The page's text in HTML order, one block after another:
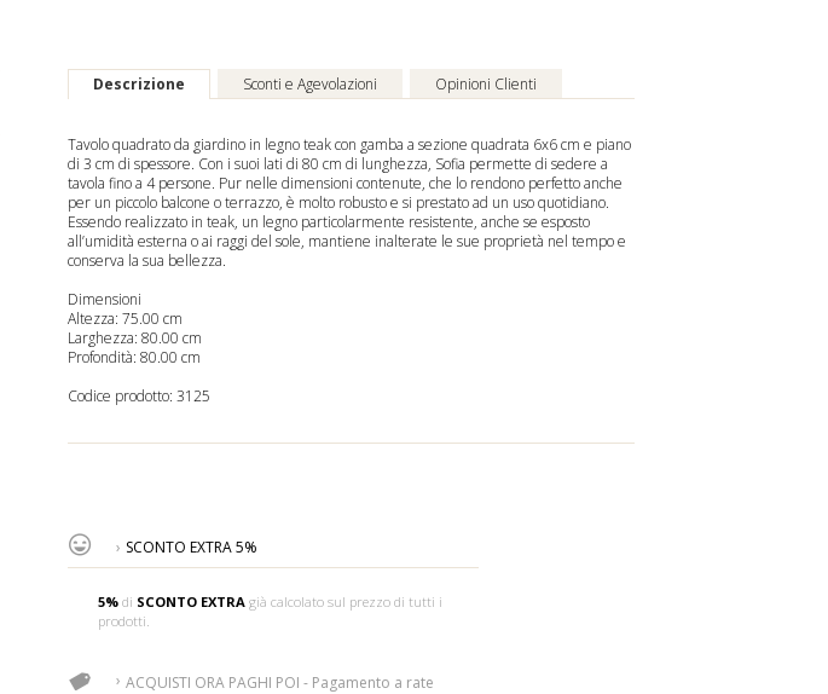
Descrizione Sconti e Agevolazioni Opinioni Clienti
Tavolo quadrato da giardino in legno teak con gamba a sezione quadrata 6x6 cm e piano
di 3 cm di spessore. Con i suoi lati di 80 cm di lunghezza, Sofia permette di sedere a
tavola fino a 4 persone. Pur nelle dimensioni contenute, che lo rendono perfetto anche
per un piccolo balcone o terrazzo, è molto robusto e si prestato ad un uso quotidiano.
Essendo realizzato in teak, un legno particolarmente resistente, anche se esposto
all’umidità esterna o ai raggi del sole, mantiene inalterate le sue proprietà nel tempo e
conserva la sua bellezza.
Dimensioni
Altezza: 75.00 cm
Larghezza: 80.00 cm
Profondità: 80.00 cm
Codice prodotto: 3125
SCONTO EXTRA 5%
5%di SCONTO EXTRAgià calcolato sul prezzo di tutti i
prodotti.
ACQUISTI ORA PAGHI POI - Pagamento a rate